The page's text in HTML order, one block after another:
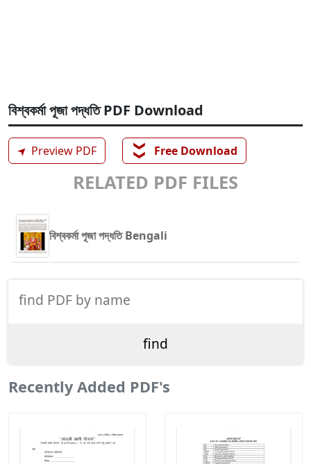
বিশ্বকর্মা পূজা পদ্ধতি PDF Download
➤ Preview PDF ❯❯ Free Download
RELATED PDF FILES
বিশ্বকর্মা পূজা পদ্ধতি Bengali
Recently Added PDF's